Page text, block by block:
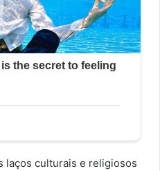
laços culturais e religiosos